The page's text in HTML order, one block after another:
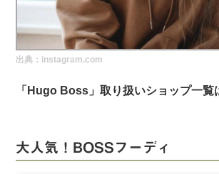
実録！海外ショップで買ってみた！
海外SHOP LIST
出典：instagram.com
「Hugo Boss」取り扱いショップ一覧
大人気！BOSSフーディ